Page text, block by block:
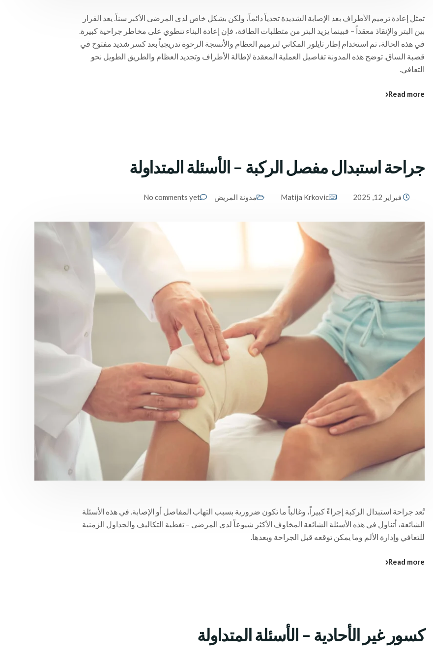
تمثل إعادة ترميم الأطراف بعد الإصابة الشديدة تحدياً دائماً، ولكن بشكل خاص لدى المرضى الأكبر سناً. يعد القرار
بين البتر والإنقاذ معقداً – فبينما يزيد البتر من متطلبات الطاقة، فإن إعادة البناء تنطوي على مخاطر جراحية كبيرة.
في هذه الحالة، تم استخدام إطار تايلور المكاني لترميم العظام والأنسجة الرخوة تدريجياً بعد كسر شديد مفتوح في
قصبة الساق. توضح هذه المدونة تفاصيل العملية المعقدة لإطالة الأطراف وتجديد العظام والطريق الطويل نحو
التعافي.
Read more
جراحة استبدال مفصل الركبة – الأسئلة المتداولة
فبراير 12, 2025 Matija Krkovic مدونة المريض No comments yet
تُعد جراحة استبدال الركبة إجراءً كبيراً، وغالباً ما تكون ضرورية بسبب التهاب المفاصل أو الإصابة. في هذه الأسئلة
الشائعة، أتناول في هذه الأسئلة الشائعة المخاوف الأكثر شيوعاً لدى المرضى – تغطية التكاليف والجداول الزمنية
للتعافي وإدارة الألم وما يمكن توقعه قبل الجراحة وبعدها.
Read more
كسور غير الأحادية – الأسئلة المتداولة